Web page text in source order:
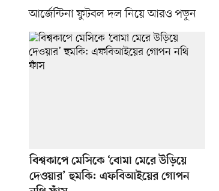
আর্জেন্টিনা ফুটবল দল নিয়ে আরও পড়ুন
বিশ্বকাপে মেসিকে ‘বোমা মেরে উড়িয়ে
দেওয়ার’ হুমকি: এফবিআইয়ের গোপন